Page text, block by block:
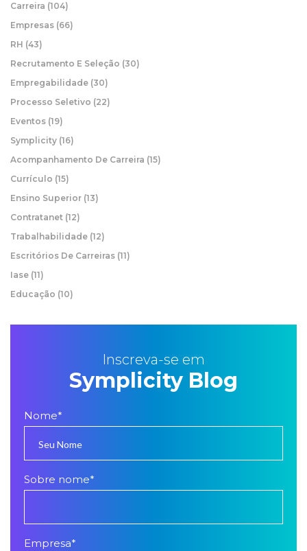
Carreira (104)
Empresas (66)
RH (43)
Recrutamento E Seleção (30)
Empregabilidade (30)
Processo Seletivo (22)
Eventos (19)
Symplicity (16)
Acompanhamento De Carreira (15)
Currículo (15)
Ensino Superior (13)
Contratanet (12)
Trabalhabilidade (12)
Escritórios De Carreiras (11)
Iase (11)
Educação (10)
Inscreva-se em
Symplicity Blog
Nome*
Sobre nome*
Empresa*